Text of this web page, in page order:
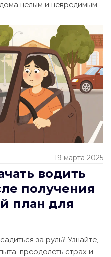
целым и невредимым.
19 марта 2025
водить
получения
план для
за руль? Узнайте,
преодолеть страх и